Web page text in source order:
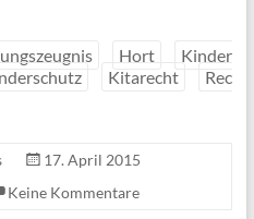
Hort
Kinder
Kitarecht
Rec
17. April 2015
Keine Kommentare